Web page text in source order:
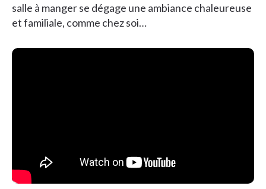
salle à manger se dégage une ambiance chaleureuse
et familiale, comme chez soi…